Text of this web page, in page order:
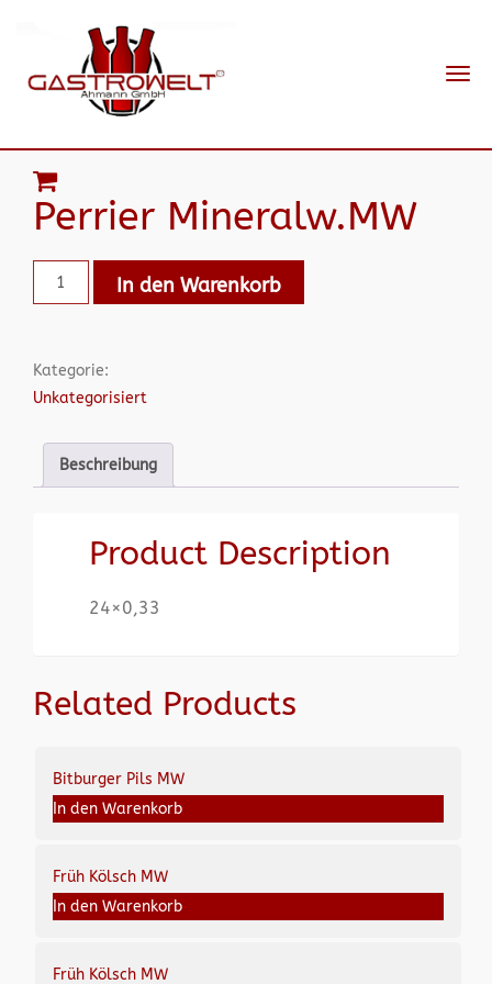
Perrier Mineralw.MW
In den Warenkorb
Kategorie:
Unkategorisiert
Beschreibung
Product Description
24×0,33
Related Products
Bitburger Pils MW
In den Warenkorb
Früh Kölsch MW
In den Warenkorb
Früh Kölsch MW